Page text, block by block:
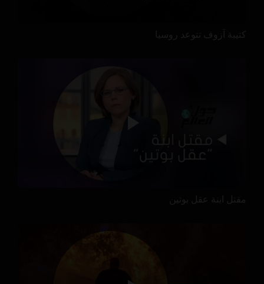
كتيبة آزوف تتوعد روسيا
مقتل ابنة عقل بوتين